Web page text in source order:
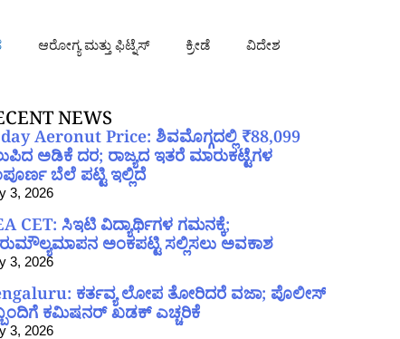
ಆರೋಗ್ಯ ಮತ್ತು ಫಿಟ್ನೆಸ್ ಕ್ರೀಡೆ ವಿದೇಶ
NEWS
Aeronut Price: ಶಿವಮೊಗ್ಗದಲ್ಲಿ ₹88,099
ಅಡಿಕೆ ದರ; ರಾಜ್ಯದ ಇತರೆ ಮಾರುಕಟ್ಟೆಗಳ
ಬೆಲೆ ಪಟ್ಟಿ ಇಲ್ಲಿದೆ
3, 2026
CET: ಸಿಇಟಿ ವಿದ್ಯಾರ್ಥಿಗಳ ಗಮನಕ್ಕೆ;
ಅಂಕಪಟ್ಟಿ ಸಲ್ಲಿಸಲು ಅವಕಾಶ
3, 2026
ಕರ್ತವ್ಯ ಲೋಪ ತೋರಿದರೆ ವಜಾ; ಪೊಲೀಸ್
ಕಮಿಷನರ್ ಖಡಕ್ ಎಚ್ಚರಿಕೆ
3, 2026